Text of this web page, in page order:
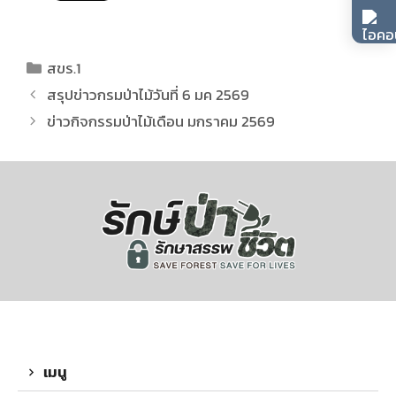
สขร.1
สรุปข่าวกรมป่าไม้วันที่ 6 มค 2569
ข่าวกิจกรรมป่าไม้เดือน มกราคม 2569
เมนู